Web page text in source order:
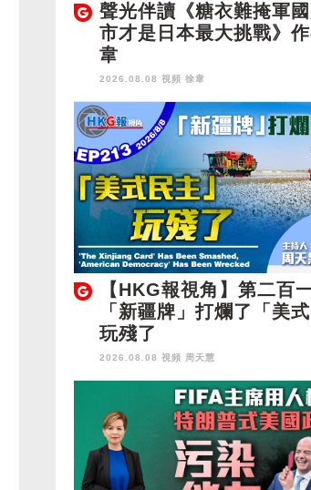
聲光伴讀《糖衣難掩軍
市才是日本最大挑戰》
韋
2026.08.08 視頻 徐韋
【HKG報視角】第二百
「新疆牌」打爛了「美式
玩殘了
2026.08.08 視頻 周天慧